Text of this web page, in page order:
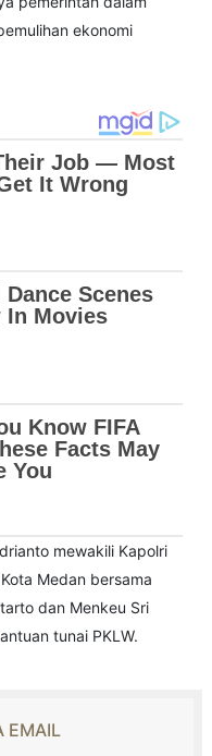
ekonomi
mewakili Kapolri
Medan bersama
dan Menkeu Sri
tunai PKLW.
EMAIL